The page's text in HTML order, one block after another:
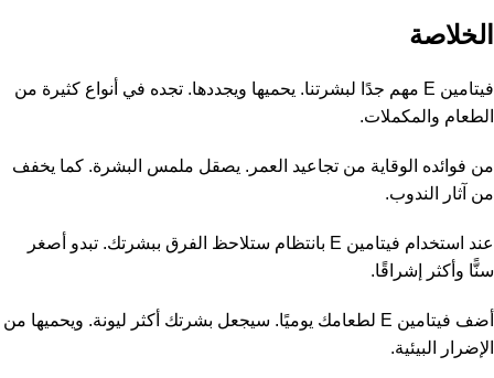
الخلاصة
فيتامين E مهم جدًا لبشرتنا. يحميها ويجددها. تجده في أنواع كثيرة من
الطعام والمكملات.
من فوائده الوقاية من تجاعيد العمر. يصقل ملمس البشرة. كما يخفف
من آثار الندوب.
عند استخدام فيتامين E بانتظام ستلاحظ الفرق ببشرتك. تبدو أصغر
سنًّا وأكثر إشراقًا.
أضف فيتامين E لطعامك يوميًا. سيجعل بشرتك أكثر ليونة. ويحميها من
الإضرار البيئية.